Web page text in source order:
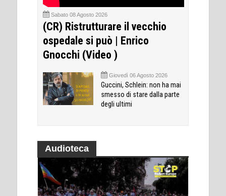
Sabato 08 Agosto 2026
(CR) Ristrutturare il vecchio
ospedale si può | Enrico
Gnocchi (Video )
Giovedì 06 Agosto 2026
Guccini, Schlein: non ha mai
smesso di stare dalla parte
degli ultimi
Audioteca